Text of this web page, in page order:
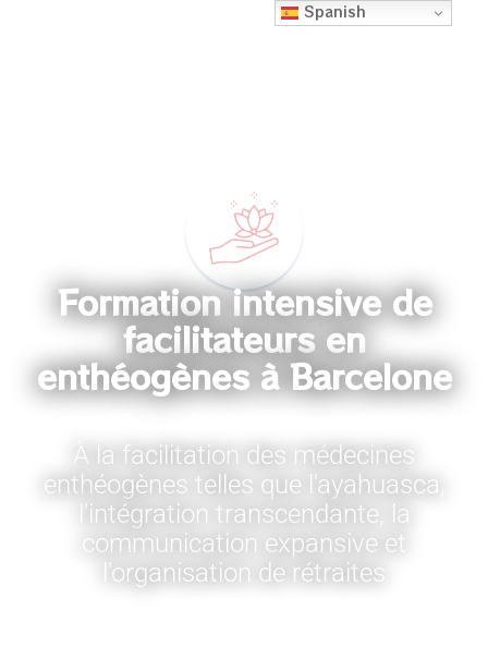
Formation intensive de
facilitateurs en
enthéogènes à Barcelone
À la facilitation des médecines
enthéogènes telles que l'ayahuasca,
l'intégration transcendante, la
communication expansive et
l'organisation de rétraites
Spanish